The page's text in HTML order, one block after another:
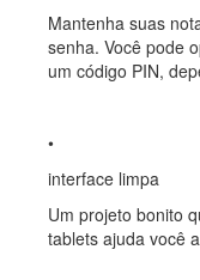
Mantenha suas
senha. Você pode
um código PIN,
•
interface limpa
Um projeto bonito
tablets ajuda você